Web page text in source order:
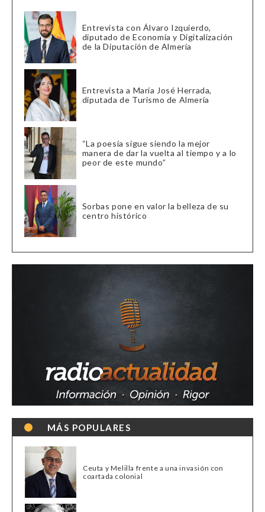
Entrevista con Álvaro Izquierdo,
diputado de Economía y Digitalización
de la Diputación de Almería
Entrevista a María José Herrada,
diputada de Turismo de Almería
“La poesía sigue siendo la mejor
manera de dar la vuelta al tiempo y a lo
peor de este mundo”
Sorbas pone en valor la belleza de su
centro histórico
MÁS POPULARES
Ceuta y Melilla frente a una invasión con
coartada colonial